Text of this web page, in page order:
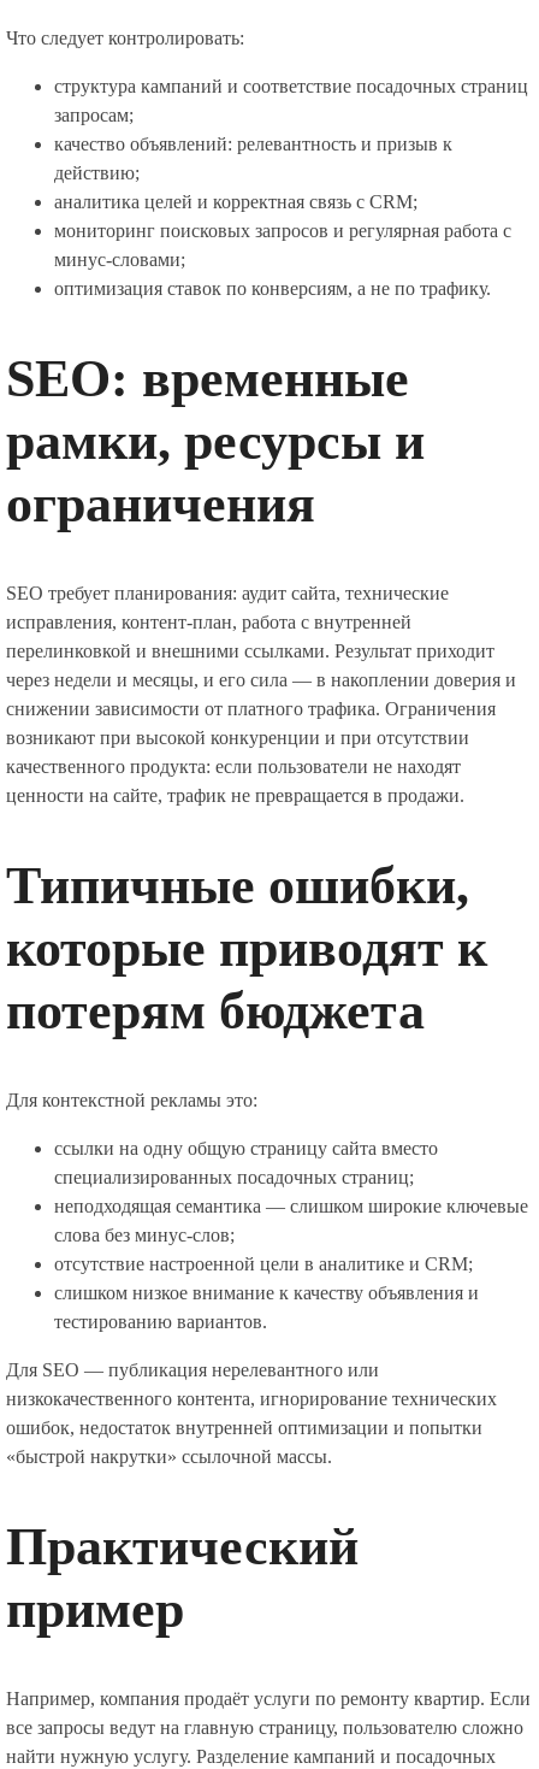
Что следует контролировать:
структура кампаний и соответствие посадочных страниц
запросам;
качество объявлений: релевантность и призыв к
действию;
аналитика целей и корректная связь с CRM;
мониторинг поисковых запросов и регулярная работа с
минус-словами;
оптимизация ставок по конверсиям, а не по трафику.
SEO: временные
рамки, ресурсы и
ограничения
SEO требует планирования: аудит сайта, технические
исправления, контент-план, работа с внутренней
перелинковкой и внешними ссылками. Результат приходит
через недели и месяцы, и его сила — в накоплении доверия и
снижении зависимости от платного трафика. Ограничения
возникают при высокой конкуренции и при отсутствии
качественного продукта: если пользователи не находят
ценности на сайте, трафик не превращается в продажи.
Типичные ошибки,
которые приводят к
потерям бюджета
Для контекстной рекламы это:
ссылки на одну общую страницу сайта вместо
специализированных посадочных страниц;
неподходящая семантика — слишком широкие ключевые
слова без минус-слов;
отсутствие настроенной цели в аналитике и CRM;
слишком низкое внимание к качеству объявления и
тестированию вариантов.
Для SEO — публикация нерелевантного или
низкокачественного контента, игнорирование технических
ошибок, недостаток внутренней оптимизации и попытки
«быстрой накрутки» ссылочной массы.
Практический
пример
Например, компания продаёт услуги по ремонту квартир. Если
все запросы ведут на главную страницу, пользователю сложно
найти нужную услугу. Разделение кампаний и посадочных